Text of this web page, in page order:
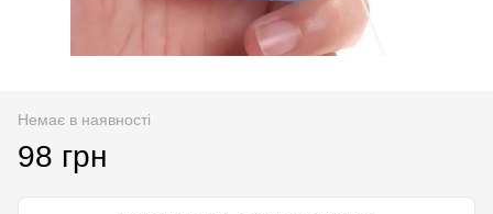
Немає в наявності
98 грн